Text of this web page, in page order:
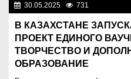
30.05.2025 731
В КАЗАХСТАНЕ
ПРОЕКТ ЕДИНОГО
ТВОРЧЕСТВО И
ОБРАЗОВАНИЕ